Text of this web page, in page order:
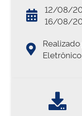
12/08/
16/08/